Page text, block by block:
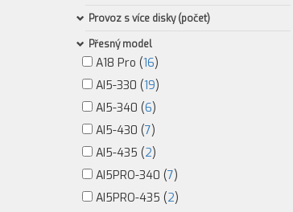
Provoz s více disky (počet)
Přesný model
A18 Pro (16)
AI5-330 (19)
AI5-340 (6)
AI5-430 (7)
AI5-435 (2)
AI5PRO-340 (7)
AI5PRO-435 (2)